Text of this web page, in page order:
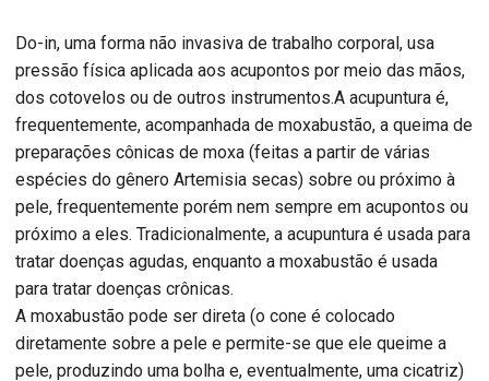
Do-in, uma forma não invasiva de trabalho corporal, usa
pressão física aplicada aos acupontos por meio das mãos,
dos cotovelos ou de outros instrumentos.A acupuntura é,
frequentemente, acompanhada de moxabustão, a queima de
preparações cônicas de moxa (feitas a partir de várias
espécies do gênero Artemisia secas) sobre ou próximo à
pele, frequentemente porém nem sempre em acupontos ou
próximo a eles. Tradicionalmente, a acupuntura é usada para
tratar doenças agudas, enquanto a moxabustão é usada
para tratar doenças crônicas.
A moxabustão pode ser direta (o cone é colocado
diretamente sobre a pele e permite-se que ele queime a
pele, produzindo uma bolha e, eventualmente, uma cicatriz)